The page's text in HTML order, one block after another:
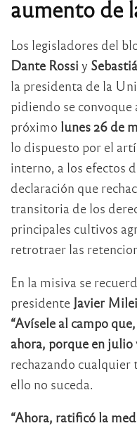
aumento de
Los legisladores del
Dante Rossi y
la presidenta de la
pidiendo se convoque
próximo lunes 26 de
lo dispuesto por el
interno, a los efectos
declaración que
transitoria de los
principales cultivos
retrotraer las
En la misiva se
presidente Javier Milei
“Avísele al campo
ahora, porque en julio
rechazando cualquier
ello no suceda.
“Ahora, ratificó la